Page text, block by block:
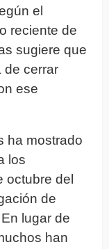
el
reciente de
sugiere que
de cerrar
ese
ha mostrado
los
octubre del
de
lugar de
han